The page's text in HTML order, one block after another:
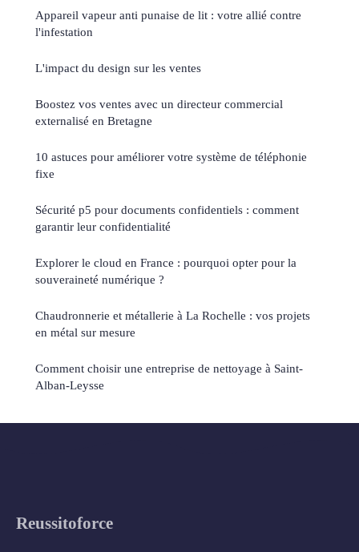
Appareil vapeur anti punaise de lit : votre allié contre
l'infestation
L'impact du design sur les ventes
Boostez vos ventes avec un directeur commercial
externalisé en Bretagne
10 astuces pour améliorer votre système de téléphonie
fixe
Sécurité p5 pour documents confidentiels : comment
garantir leur confidentialité
Explorer le cloud en France : pourquoi opter pour la
souveraineté numérique ?
Chaudronnerie et métallerie à La Rochelle : vos projets
en métal sur mesure
Comment choisir une entreprise de nettoyage à Saint-
Alban-Leysse
Reussitoforce